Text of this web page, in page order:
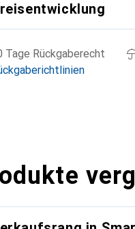
Tage Rückgaberecht